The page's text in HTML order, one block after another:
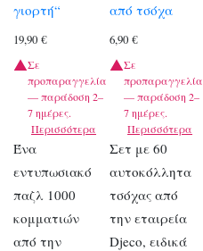
γιορτή“
19,90 €
Σε
προπαραγγελία
— παράδοση 2–
7 ημέρες.
Περισσότερα
Ένα
εντυπωσιακό
παζλ 1000
κομματιών
από την
από τσόχα
6,90€
Σε
προπαραγγελία
— παράδοση 2–
7 ημέρες.
Περισσότερα
Σετ με 60
αυτοκόλλητα
τσόχας από
την εταιρεία
Djeco, ειδικά